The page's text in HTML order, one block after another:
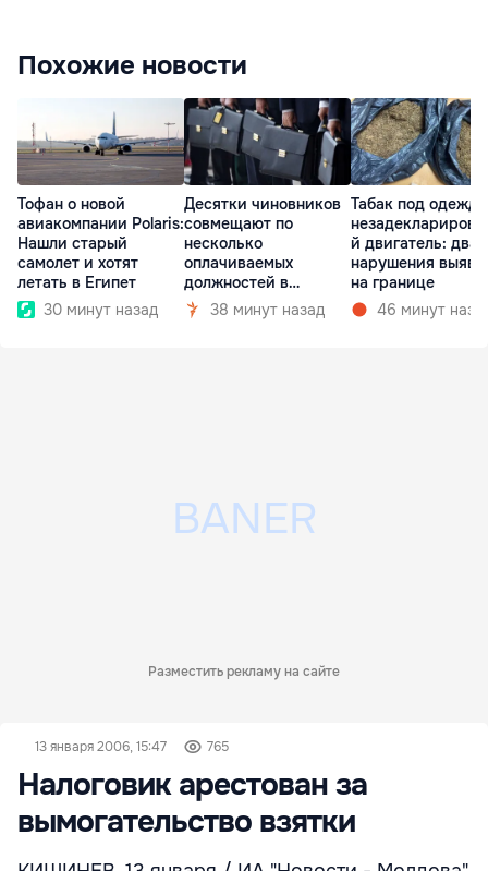
Похожие новости
Тофан о новой
авиакомпании Polaris:
Нашли старый
самолет и хотят
летать в Египет
30 минут назад
Десятки чиновников
совмещают по
несколько
оплачиваемых
должностей в
госкомпаниях
38 минут назад
Табак под
й двигатель: два
нарушения
на границе
46 минут
Разместить рекламу на сайте
13 января 2006, 15:47 765
Налоговик арестован за
вымогательство взятки